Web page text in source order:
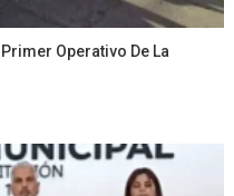
Operativo De La